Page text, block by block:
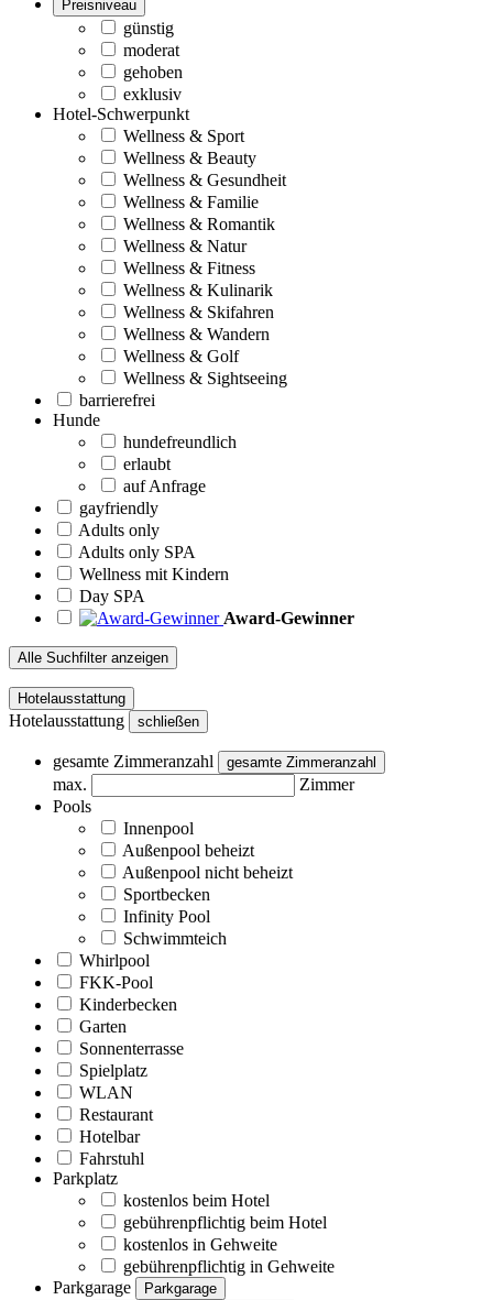
Preisniveau
günstig
moderat
gehoben
exklusiv
Hotel-Schwerpunkt
Wellness & Sport
Wellness & Beauty
Wellness & Gesundheit
Wellness & Familie
Wellness & Romantik
Wellness & Natur
Wellness & Fitness
Wellness & Kulinarik
Wellness & Skifahren
Wellness & Wandern
Wellness & Golf
Wellness & Sightseeing
barrierefrei
Hunde
hundefreundlich
erlaubt
auf Anfrage
gayfriendly
Adults only
Adults only SPA
Wellness mit Kindern
Day SPA
Award-Gewinner
Alle Suchfilter anzeigen
Hotelausstattung
Hotelausstattung schließen
gesamte Zimmeranzahl gesamte Zimmeranzahl
max.
Zimmer
Pools
Innenpool
Außenpool beheizt
Außenpool nicht beheizt
Sportbecken
Infinity Pool
Schwimmteich
Whirlpool
FKK-Pool
Kinderbecken
Garten
Sonnenterrasse
Spielplatz
WLAN
Restaurant
Hotelbar
Fahrstuhl
Parkplatz
kostenlos beim Hotel
gebührenpflichtig beim Hotel
kostenlos in Gehweite
gebührenpflichtig in Gehweite
Parkgarage
Parkgarage